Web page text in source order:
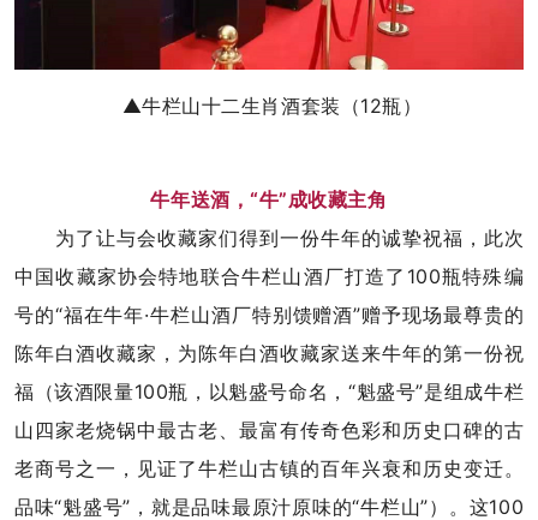
▲牛栏山十二生肖酒套装（12瓶）
牛年送酒，“牛”成收藏主角
为了让与会收藏家们得到一份牛年的诚挚祝福，此次
中国收藏家协会特地联合牛栏山酒厂打造了100瓶特殊编
号的“福在牛年·牛栏山酒厂特别馈赠酒”赠予现场最尊贵的
陈年白酒收藏家，为陈年白酒收藏家送来牛年的第一份祝
福（该酒限量100瓶，以魁盛号命名，“魁盛号”是组成牛栏
山四家老烧锅中最古老、最富有传奇色彩和历史口碑的古
老商号之一，见证了牛栏山古镇的百年兴衰和历史变迁。
品味“魁盛号”，就是品味最原汁原味的“牛栏山”）。这100